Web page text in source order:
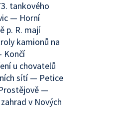
tankového
— Horní
p. R. mají
kamionů na
Končí
u chovatelů
sítí — Petice
—
v Nových